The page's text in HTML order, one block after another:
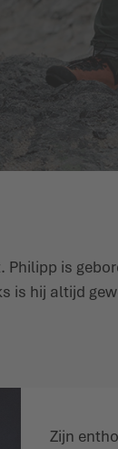
is
is hij altijd
Zijn